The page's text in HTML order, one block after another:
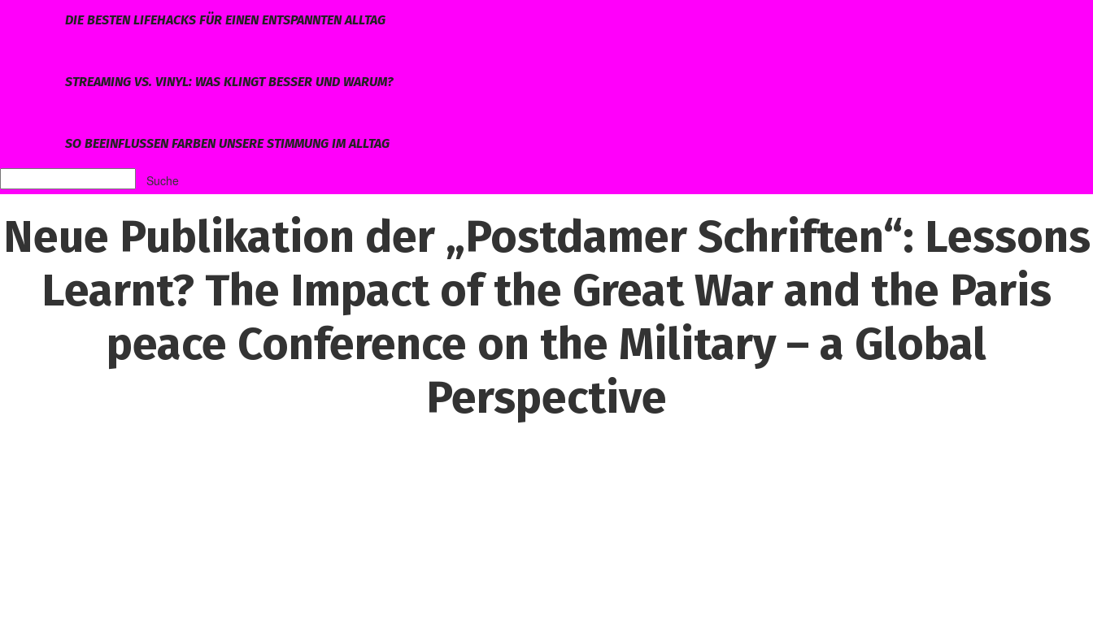
DIE BESTEN LIFEHACKS FÜR EINEN ENTSPANNTEN ALLTAG
STREAMING VS. VINYL: WAS KLINGT BESSER UND WARUM?
SO BEEINFLUSSEN FARBEN UNSERE STIMMUNG IM ALLTAG
Neue Publikation der „Postdamer Schriften“: Lessons
Learnt? The Impact of the Great War and the Paris
peace Conference on the Military – a Global
Perspective